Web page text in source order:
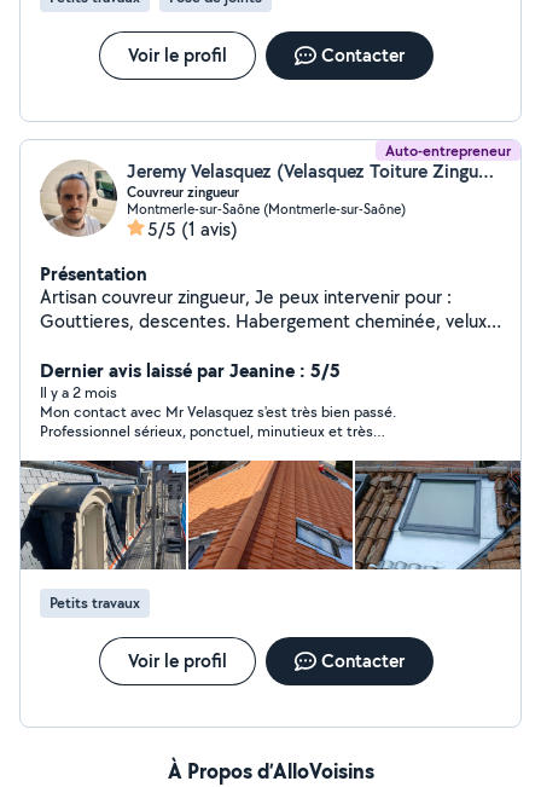
Voir le profil Contacter
Auto-entrepreneur
Jeremy Velasquez (Velasquez Toiture Zinguerie)
Couvreur zingueur
Montmerle-sur-Saône (Montmerle-sur-Saône)
5/5 (1 avis)
Présentation
Artisan couvreur zingueur, Je peux intervenir pour :
Gouttieres, descentes. Habergement cheminée, velux.
démoussage...etc) Toiture complète Réfection de
toiture. ...
Dernier avis laissé par Jeanine : 5/5
Il y a 2 mois
Mon contact avec Mr Velasquez s'est très bien passé.
Professionnel sérieux, ponctuel, minutieux et très
Petits travaux
Voir le profil Contacter
À Propos d’AlloVoisins